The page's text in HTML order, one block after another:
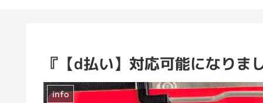
『【d払い】対応可能になりま
info